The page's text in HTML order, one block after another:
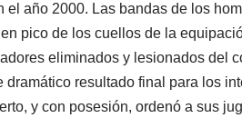
año 2000. Las bandas de los
pico de los cuellos de la
eliminados y lesionados del
resultado final para los
y con posesión, ordenó a sus